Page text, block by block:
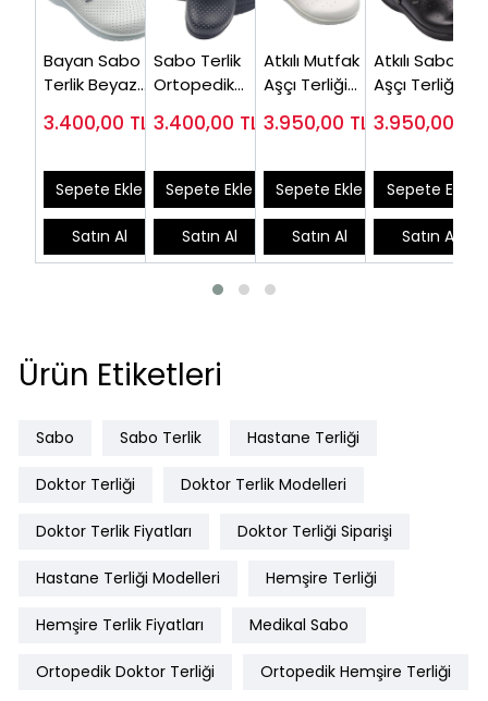
Bayan Sabo
Terlik Beyaz
Satılan)
3.400,00 TL
Sepete Ekle
Satın Al
Sabo Terlik
Ortopedik
3.400,00 TL
Sepete Ekle
Satın Al
Atkılı Mutfak
Aşçı Terliği
HDA126B
3.950,00 TL
Sepete Ekle
Satın Al
Atkılı Sabo
Aşçı Terliği
HDA126S
3.950,00
Sepete Ekle
Satın Al
Ürün Etiketleri
Sabo Sabo Terlik Hastane Terliği
Doktor Terliği Doktor Terlik Modelleri
Doktor Terlik Fiyatları Doktor Terliği Siparişi
Hastane Terliği Modelleri Hemşire Terliği
Hemşire Terlik Fiyatları Medikal Sabo
Ortopedik Doktor Terliği Ortopedik Hemşire Terliği